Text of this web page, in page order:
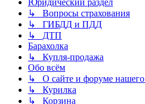
Юридический раздел
↳ Вопросы страхования
↳ ГИБДД и ПДД
↳ ДТП
Барахолка
↳ Купля-продажа
Обо всём
↳ О сайте и форуме нашего
↳ Курилка
↳ Корзина